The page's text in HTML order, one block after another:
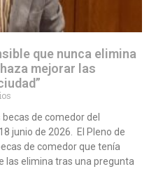
que nunca elimina
mejorar las
de comedor del
junio de 2026. El Pleno de
de comedor que tenía
las elimina tras una pregunta